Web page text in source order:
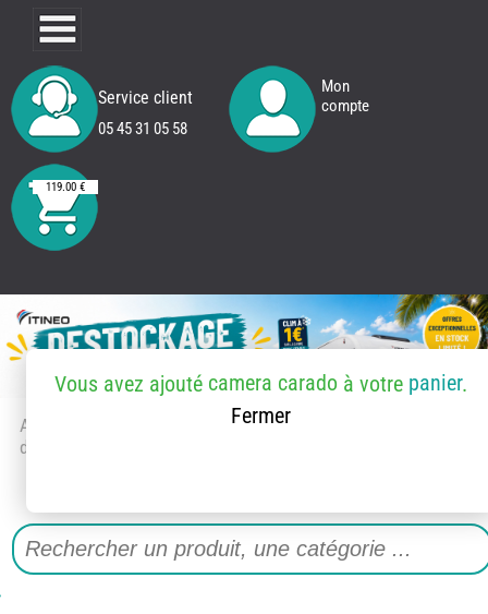
Service client
05 45 31 05 58
Mon
compte
119.00 €
Accueil
> Accessoires et pièces
détachées
Vous avez ajouté camera carado à votre panier.
Fermer